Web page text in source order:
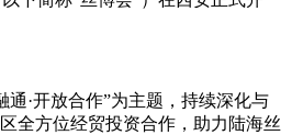
·开放合作”为主题，持续深化与
全方位经贸投资合作，助力陆海丝